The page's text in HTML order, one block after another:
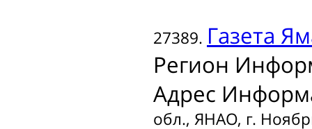
27389. Газета
Регион
Адрес
обл., ЯНАО, г.